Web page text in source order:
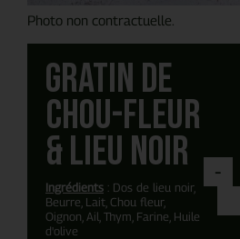
Photo non contractuelle.
Gratin de
chou-fleur
& lieu noir
Ingrédients : Dos de lieu noir,
Beurre, Lait, Chou fleur,
Oignon, Ail, Thym, Farine, Huile
d'olive
-